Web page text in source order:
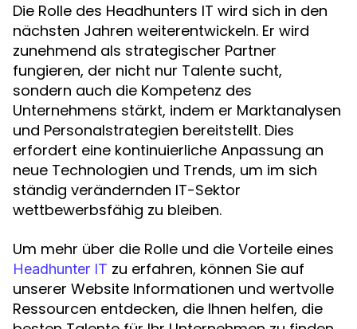
Die Rolle des Headhunters IT wird sich in den
nächsten Jahren weiterentwickeln. Er wird
zunehmend als strategischer Partner
fungieren, der nicht nur Talente sucht,
sondern auch die Kompetenz des
Unternehmens stärkt, indem er Marktanalysen
und Personalstrategien bereitstellt. Dies
erfordert eine kontinuierliche Anpassung an
neue Technologien und Trends, um im sich
ständig verändernden IT-Sektor
wettbewerbsfähig zu bleiben.
Um mehr über die Rolle und die Vorteile eines
Headhunter IT zu erfahren, können Sie auf
unserer Website Informationen und wertvolle
Ressourcen entdecken, die Ihnen helfen, die